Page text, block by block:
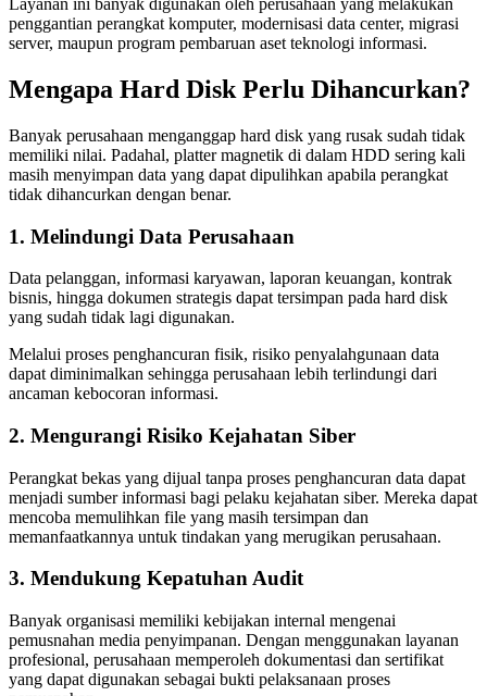
Layanan ini banyak digunakan oleh perusahaan yang melakukan
penggantian perangkat komputer, modernisasi data center, migrasi
server, maupun program pembaruan aset teknologi informasi.
Mengapa Hard Disk Perlu Dihancurkan?
Banyak perusahaan menganggap hard disk yang rusak sudah tidak
memiliki nilai. Padahal, platter magnetik di dalam HDD sering kali
masih menyimpan data yang dapat dipulihkan apabila perangkat
tidak dihancurkan dengan benar.
1. Melindungi Data Perusahaan
Data pelanggan, informasi karyawan, laporan keuangan, kontrak
bisnis, hingga dokumen strategis dapat tersimpan pada hard disk
yang sudah tidak lagi digunakan.
Melalui proses penghancuran fisik, risiko penyalahgunaan data
dapat diminimalkan sehingga perusahaan lebih terlindungi dari
ancaman kebocoran informasi.
2. Mengurangi Risiko Kejahatan Siber
Perangkat bekas yang dijual tanpa proses penghancuran data dapat
menjadi sumber informasi bagi pelaku kejahatan siber. Mereka dapat
mencoba memulihkan file yang masih tersimpan dan
memanfaatkannya untuk tindakan yang merugikan perusahaan.
3. Mendukung Kepatuhan Audit
Banyak organisasi memiliki kebijakan internal mengenai
pemusnahan media penyimpanan. Dengan menggunakan layanan
profesional, perusahaan memperoleh dokumentasi dan sertifikat
yang dapat digunakan sebagai bukti pelaksanaan proses